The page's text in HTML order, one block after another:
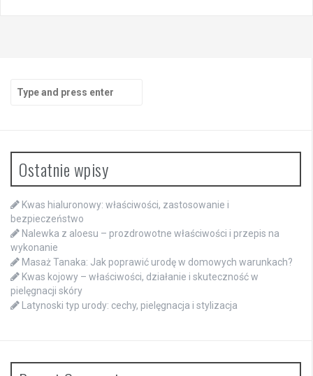
for:
Ostatnie wpisy
Kwas hialuronowy: właściwości, zastosowanie i
bezpieczeństwo
Nalewka z aloesu – prozdrowotne właściwości i przepis na
wykonanie
Masaż Tanaka: Jak poprawić urodę w domowych warunkach?
Kwas kojowy – właściwości, działanie i skuteczność w
pielęgnacji skóry
Latynoski typ urody: cechy, pielęgnacja i stylizacja